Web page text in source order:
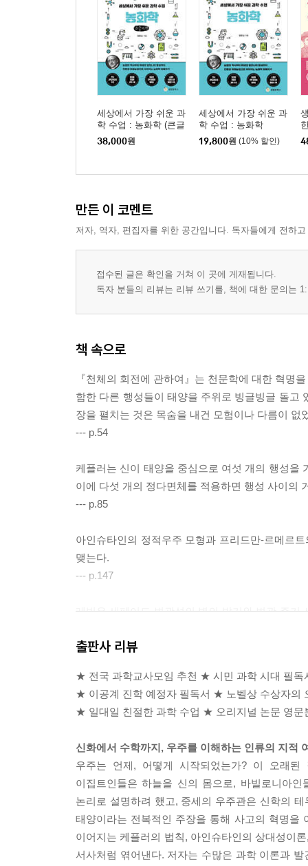
네 번째 만남
우주를 향한 탐구의 여정
천체 경찰의 탄생_“잃어버린 행성을 찾아라”
케플러-올베르스 패러독스_밤하늘은 왜 어두운가?
세 과학자의 빛나는 논쟁_우주는 무한한가, 유한한
별의 비밀을 푼 여성 천문학자_레빗, 세페이드 변
허블이 밝힌 우주의 비밀_“은하의 거리와 속도는
가모프의 빅뱅 이야기_우주는 어떻게 시작되었을
휘어진 시공간에서 우주를 그리다_아인슈타인 방
평평한 우주의 시공간 간격_프리드먼과 르메르트
우주 곡률이 그리는 세 가지 세계_리만기하학의 이
아인슈타인 방정식이 말해주는 우주_우주는 가속
우주가 팽창하는 세 가지 방식_피블스의 『물리
만남에 덧붙여
A Relation between Distance and Radial Velocity
A Homogeneous Universe of Constant Mass and
Radius accounting for the Radial Velocity of Extra-
Nebulae_르메르트 논문 영문본
Curvature of Space_프리드만 논문 영문본
Primeval Helium Abundance and The Primeval
_피블스 논문 1 영문본
수식에 사용하는 그리스 문자
노벨 물리학상 수상자들을 소개합니다
세상에서 가장 쉬운 과
학 수업 : 농화학 (큰글
자책)
38,000원
세상에서 가장 쉬운 과
학 수업 : 농화학
19,800원 (10% 할인)
만든 이 코멘트
저자, 역자, 편집자를 위한 공간입니다. 독자들에게 전하
접수된 글은 확인을 거쳐 이 곳에 게재됩니다.
독자 분들의 리뷰는 리뷰 쓰기를, 책에 대한 문의는
책 속으로
『천체의 회전에 관하여』는 천문학에 대한 혁명
함한 다른 행성들이 태양을 주위로 빙글빙글 돌고
장을 펼치는 것은 목숨을 내건 모험이나 다름이 없
--- p.54
케플러는 신이 태양을 중심으로 여섯 개의 행성을
이에 다섯 개의 정다면체를 적용하면 행성 사이의
--- p.85
아인슈타인의 정적우주 모형과 프리드만-르메르
맺는다.
--- p.147
레빗은 세페이드 변광성의 별의 밝기와 변광 주기
--- p.152
안드로메다은하의 발견보다 허블의 이름을 더욱
점 멀어지고 있다는 것을 관측했다. 즉 우주가 점
--- p.158
가모프는 우주의 온도가 수십억 도가 되는 뜨거운
온도가 내려가면 양성자와 중성자들이 서로 달라
--- p.164
피블스에게 노벨 물리학상을 안겨준 현대 우주론
해 그가 주장한 우주의 미래를 예측해보자. 이 책
출판사 리뷰
★ 전국 과학교사모임 추천 ★ 시민 과학 시대 필독
★ 이공계 진학 예정자 필독서 ★ 노벨상 수상자의
★ 일대일 친절한 과학 수업 ★ 오리지널 논문 영문
신화에서 수학까지, 우주를 이해하는 인류의 지적
우주는 언제, 어떻게 시작되었는가? 이 오래
이집트인들은 하늘을 신의 몸으로, 바빌로니아
논리로 설명하려 했고, 중세의 우주관은 신학의
태양이라는 전복적인 주장을 통해 사고의 혁명을
이어지는 케플러의 법칙, 아인슈타인의 상대성이
서사처럼 엮어낸다. 저자는 수많은 과학 이론과